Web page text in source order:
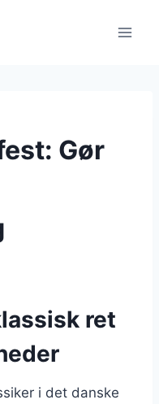
Gør
ret
i det danske